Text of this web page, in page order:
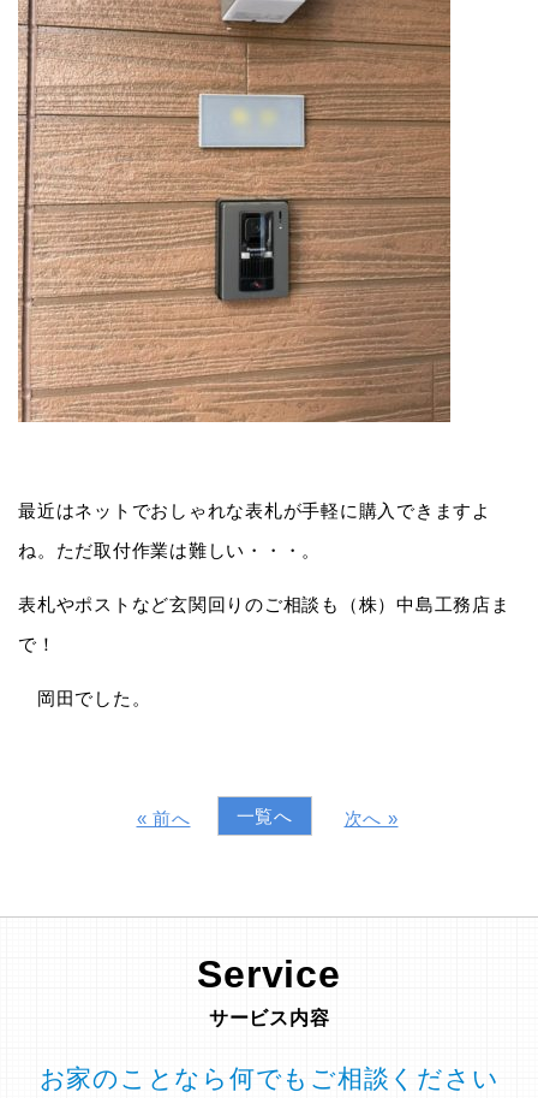
最近はネットでおしゃれな表札が手軽に購入できますよ
ね。ただ取付作業は難しい・・・。
表札やポストなど玄関回りのご相談も（株）中島工務店ま
で！
岡田でした。
« 前へ 一覧へ 次へ »
Service
サービス内容
お家のことなら何でもご相談ください